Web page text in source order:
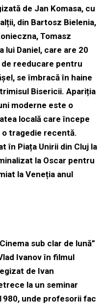
de Jan Komasa, cu
din Bartosz Bielenia,
Tomasz
lui Daniel, care are 20
reeducare pentru
se îmbracă în haine
Bisericii. Apariția
moderne este o
locală care începe
o tragedie recentă.
în Piața Unirii din Cluj la
la Oscar pentru
la Veneția anul
sub clar de lună”
Ivanov în filmul
de Ivan
la un seminar
unde profesorii fac